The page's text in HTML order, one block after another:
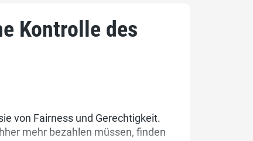
Kontrolle des
von Fairness und Gerechtigkeit.
mehr bezahlen müssen, finden